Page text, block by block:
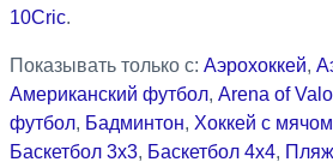
10Cric.
Показывать только с: Аэрохоккей,
Американский футбол, Arena of
футбол, Бадминтон, Хоккей с мячом
Баскетбол 3x3, Баскетбол 4x4,